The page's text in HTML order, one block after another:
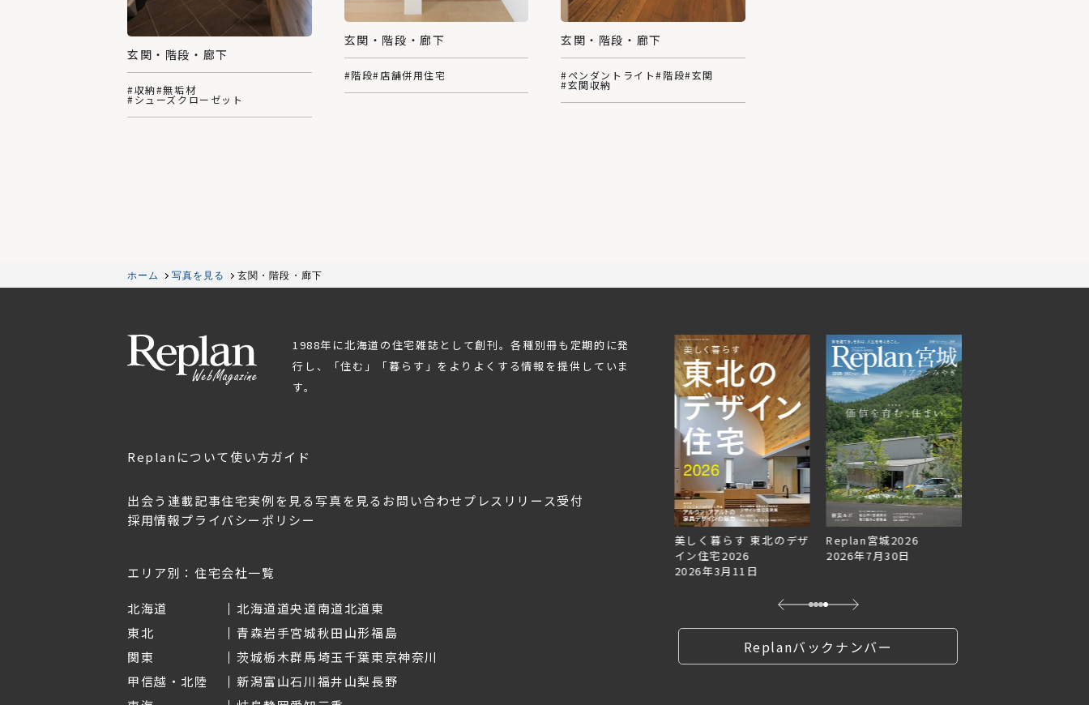
玄関・階段・廊下
#階段#店舗併用住宅
玄関・階段・廊下
#ペンダントライト#階段#玄関
#玄関収納
玄関・階段・廊下
#収納#無垢材
#シューズクローゼット
ホーム 写真を見る 玄関・階段・廊下
1988年に北海道の住宅雑誌として創刊。各種別冊も定期的に発
行し、「住む」「暮らす」をよりよくする情報を提供していま
す。
Replanについて使い方ガイド
出会う 連載記事住宅実例を見る写真を見る お問い合わせ プレスリリース受付
採用情報プライバシーポリシー
エリア別：住宅会社一覧
北海道 北海道道央道南道北道東
東北
青森岩手宮城秋田山形福島
関東
茨城栃木群馬埼玉千葉東京神奈川
甲信越・北陸
新潟富山石川福井山梨長野
2026年3月11日
美しく暮らす 東北のデザ
イン住宅2026
2026年3月11日
Replan宮城2026
2026年7月30日
Replanバックナンバー